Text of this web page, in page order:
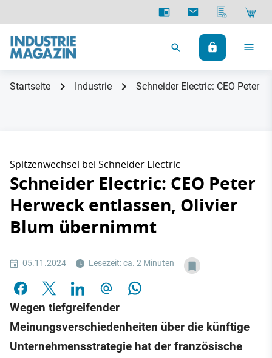
Startseite Industrie Schneider Electric: CEO Peter
Spitzenwechsel bei Schneider Electric
Schneider Electric: CEO Peter
Herweck entlassen, Olivier
Blum übernimmt
05.11.2024 Lesezeit: ca. 2 Minuten
Wegen tiefgreifender
Meinungsverschiedenheiten über die künftige
Unternehmensstrategie hat der französische